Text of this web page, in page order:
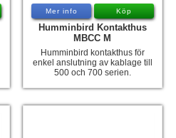
Mer info Köp
Humminbird Kontakthus
MBCC M
Humminbird kontakthus för
enkel anslutning av kablage till
500 och 700 serien.